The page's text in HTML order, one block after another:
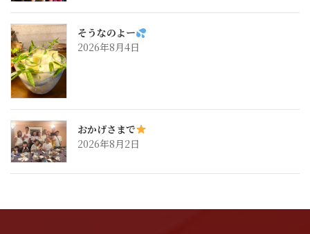
そうなのよー
2026年8月4日
おかげさまで
2026年8月2日